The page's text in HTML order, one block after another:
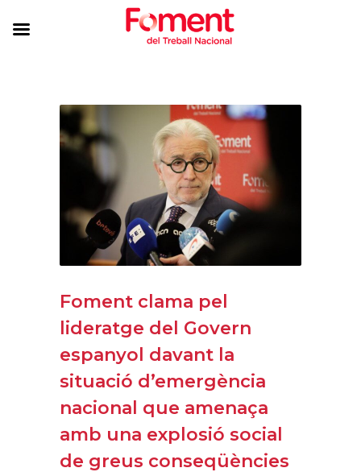
Foment clama pel
lideratge del Govern
espanyol davant la
situació d’emergència
nacional que amenaça
amb una explosió social
de greus conseqüències